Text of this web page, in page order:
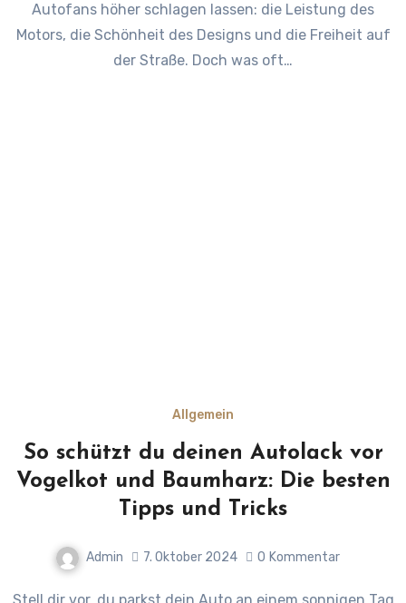
Autofans höher schlagen lassen: die Leistung des
Motors, die Schönheit des Designs und die Freiheit auf
der Straße. Doch was oft…
Allgemein
So schützt du deinen Autolack vor
Vogelkot und Baumharz: Die besten
Tipps und Tricks
Admin 7. Oktober 2024 0 Kommentar